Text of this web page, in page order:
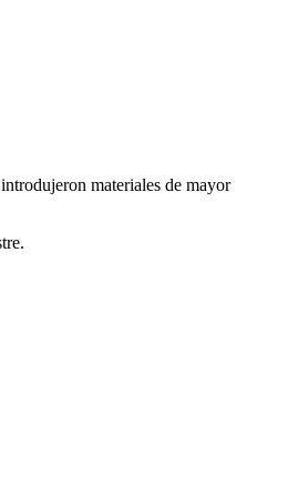
materiales de mayor